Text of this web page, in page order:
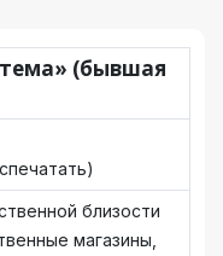
(бывшая
близости
магазины,